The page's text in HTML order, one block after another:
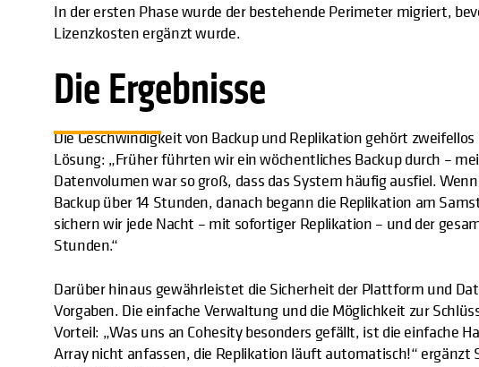
In der ersten Phase wurde der bestehende Perimeter migriert,
Lizenzkosten ergänzt wurde.
Die Ergebnisse
Die Geschwindigkeit von Backup und Replikation gehört
Lösung: „Früher führten wir ein wöchentliches Backup durch –
Datenvolumen war so groß, dass das System häufig ausfiel.
Backup über 14 Stunden, danach begann die Replikation am
sichern wir jede Nacht – mit sofortiger Replikation – und der
Stunden.“
Darüber hinaus gewährleistet die Sicherheit der Plattform und
Vorgaben. Die einfache Verwaltung und die Möglichkeit zur
Vorteil: „Was uns an Cohesity besonders gefällt, ist die einfache
Array nicht anfassen, die Replikation läuft automatisch!“ ergänzt